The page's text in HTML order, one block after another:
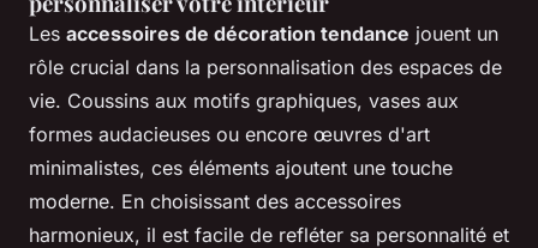
Les accessoires de décoration tendance jouent un
rôle crucial dans la personnalisation des espaces de
vie. Coussins aux motifs graphiques, vases aux
formes audacieuses ou encore œuvres d'art
minimalistes, ces éléments ajoutent une touche
moderne. En choisissant des accessoires
harmonieux, il est facile de refléter sa personnalité et